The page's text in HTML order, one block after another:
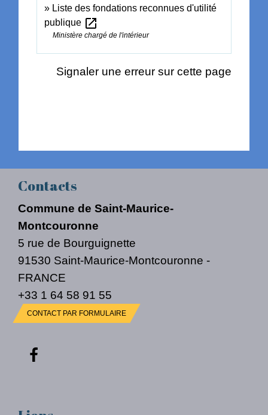
Liste des fondations reconnues d'utilité
publique open_in_new
Ministère chargé de l'intérieur
Signaler une erreur sur cette page
Contacts
Commune de Saint-Maurice-
Montcouronne
5 rue de Bourguignette
91530 Saint-Maurice-Montcouronne -
FRANCE
+33 1 64 58 91 55
CONTACT PAR FORMULAIRE